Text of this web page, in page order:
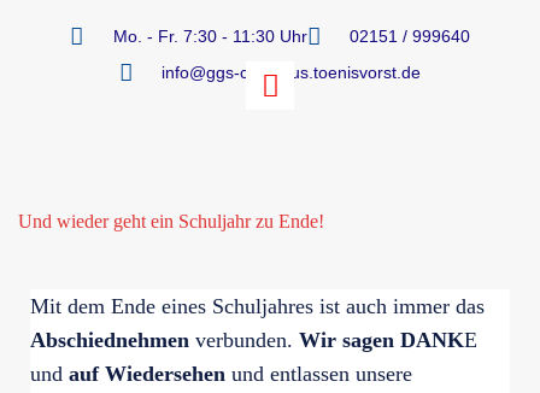
Mo. - Fr. 7:30 - 11:30 Uhr
02151 / 999640
info@ggs-cornelius.toenisvorst.de
Und wieder geht ein Schuljahr zu Ende!
Mit dem Ende eines Schuljahres ist auch immer das
Abschiednehmen verbunden. Wir sagen DANKE
und auf Wiedersehen und entlassen unsere